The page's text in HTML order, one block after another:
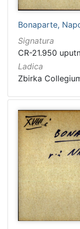
Bonaparte,
Signatura
CR-21.950
Ladica
Zbirka